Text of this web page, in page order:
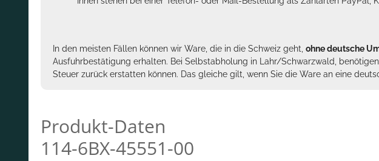
In den meisten Fällen können wir Ware, die in die Schweiz geht, ohne deutsche
Ausfuhrbestätigung erhalten. Bei Selbstabholung in Lahr/Schwarzwald,
Steuer zurück erstatten können. Das gleiche gilt, wenn Sie die Ware an eine
Produkt-Daten
114-6BX-45551-00